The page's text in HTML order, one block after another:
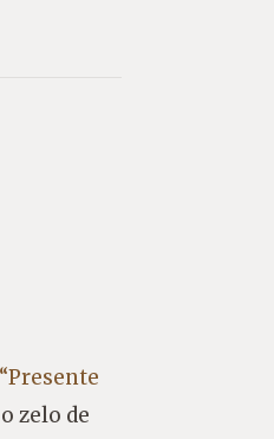
“Presente
zelo de